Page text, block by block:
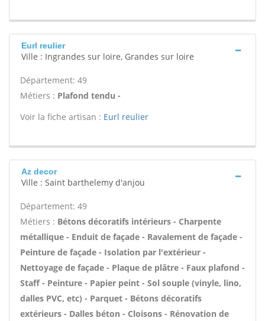
Eurl reulier
Ville : Ingrandes sur loire, Grandes sur loire
Département: 49
Métiers : Plafond tendu -
Voir la fiche artisan : Eurl reulier
Az decor
Ville : Saint barthelemy d'anjou
Département: 49
Métiers : Bétons décoratifs intérieurs - Charpente
métallique - Enduit de façade - Ravalement de façade -
Peinture de façade - Isolation par l'extérieur -
Nettoyage de façade - Plaque de plâtre - Faux plafond -
Staff - Peinture - Papier peint - Sol souple (vinyle, lino,
dalles PVC, etc) - Parquet - Bétons décoratifs
extérieurs - Dalles béton - Cloisons - Rénovation de